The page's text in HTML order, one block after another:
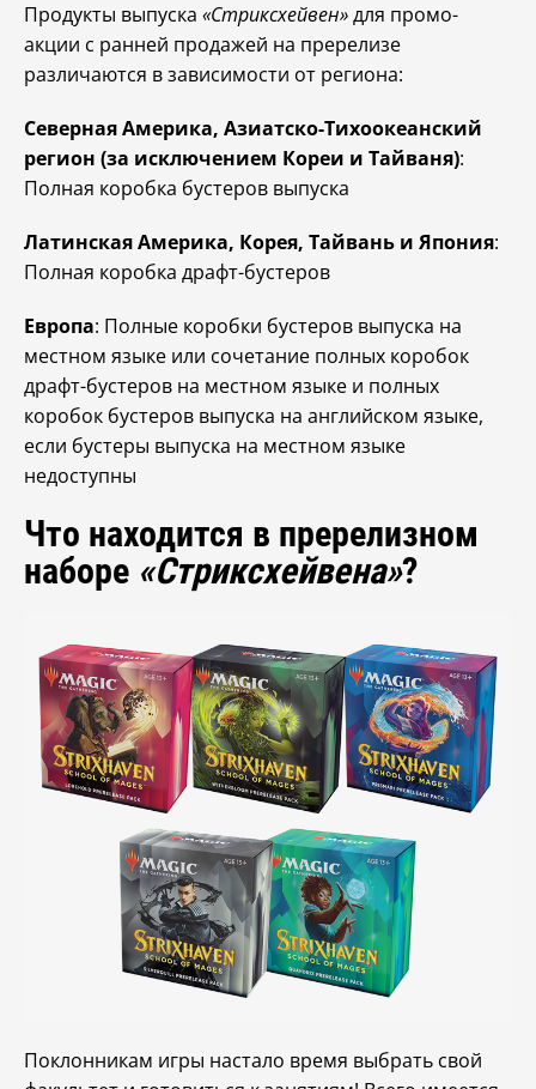
Продукты выпуска «Стриксхейвен»для промо-
акции с ранней продажей на пререлизе
различаются в зависимости от региона:
Северная Америка, Азиатско-Тихоокеанский
регион (за исключением Кореи и Тайваня):
Полная коробка бустеров выпуска
Латинская Америка, Корея, Тайвань и Япония:
Полная коробка драфт-бустеров
Европа: Полные коробки бустеров выпуска на
местном языке или сочетание полных коробок
драфт-бустеров на местном языке и полных
коробок бустеров выпуска на английском языке,
если бустеры выпуска на местном языке
недоступны
Что находится в пререлизном
наборе «Стриксхейвена»?
Поклонникам игры настало время выбрать свой